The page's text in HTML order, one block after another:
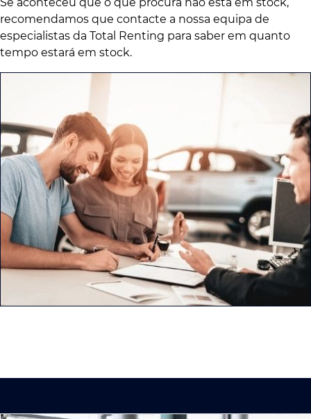
recomendamos que contacte a nossa equipa de
especialistas da Total Renting para saber em quanto
tempo estará em stock.